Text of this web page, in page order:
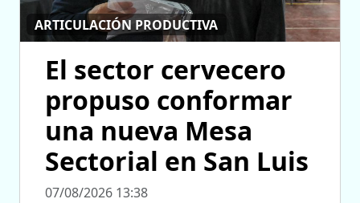
ARTICULACIÓN PRODUCTIVA
El sector cervecero
propuso conformar
una nueva Mesa
Sectorial en San Luis
07/08/2026 13:38